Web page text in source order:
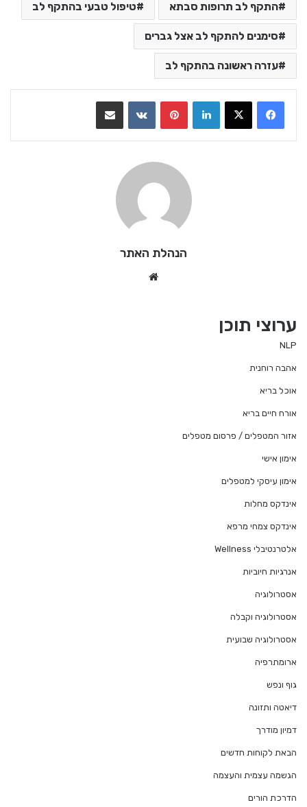
התקף לב תרופות סבתא טיפול טבעי בהתקף לב
סימנים להתקף לב אצל גברים
עזרה ראשונה בהתקף לב
LinkedIn
VKontakte
הנהלת האתר
ערוצי תוכן
NLP
אהבה רוחנית
אוכל בריא
אורח חיים בריא
אזור המטפלים / פרסום מטפלים
אימון אישי
אימון עיסקי למטפלים
אינדקס מחלות
אינדקס צמחי מרפא
אלטרנטיבלי Wellness
אנרגיות חיוביות
אסטרולוגיה
אסטרולוגיה וקבלה
אסטרולוגיה שבועית
ארומתרפיה
גוף ונפש
דיאטה ותזונה
דמיון מודרך
הבאת לקוחות חדשים
הגשמה עצמית והעצמה
הדרכת הורים